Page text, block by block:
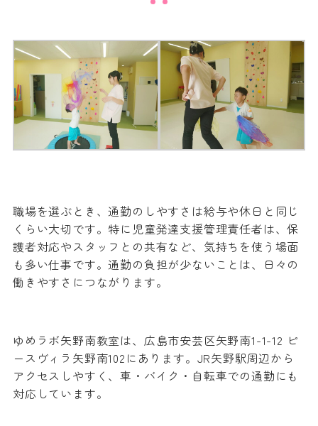
職場を選ぶとき、通勤のしやすさは給与や休日と同じ
くらい大切です。特に児童発達支援管理責任者は、保
護者対応やスタッフとの共有など、気持ちを使う場面
も多い仕事です。通勤の負担が少ないことは、日々の
働きやすさにつながります。
ゆめラボ矢野南教室は、広島市安芸区矢野南1-1-12 ピ
ースヴィラ矢野南102にあります。JR矢野駅周辺から
アクセスしやすく、車・バイク・自転車での通勤にも
対応しています。